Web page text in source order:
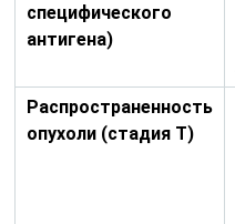
специфического
антигена)
Распространенность
опухоли (стадия T)